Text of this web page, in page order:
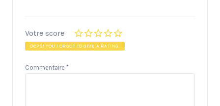
Votre score
OOPS! YOU FORGOT TO GIVE A RATING.
Commentaire *